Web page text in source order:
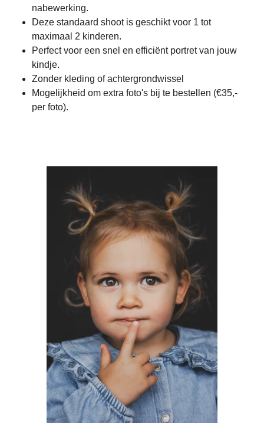
nabewerking.
Deze standaard shoot is geschikt voor 1 tot
maximaal 2 kinderen.
Perfect voor een snel en efficiënt portret van jouw
kindje.
Zonder kleding of achtergrondwissel
Mogelijkheid om extra foto's bij te bestellen (€35,-
per foto).